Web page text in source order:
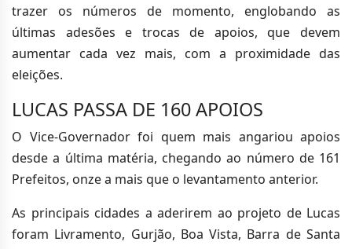
trazer os números de momento, englobando as
últimas adesões e trocas de apoios, que devem
aumentar cada vez mais, com a proximidade das
eleições.
LUCAS PASSA DE 160 APOIOS
O Vice-Governador foi quem mais angariou apoios
desde a última matéria, chegando ao número de 161
Prefeitos, onze a mais que o levantamento anterior.
As principais cidades a aderirem ao projeto de Lucas
foram Livramento, Gurjão, Boa Vista, Barra de Santa